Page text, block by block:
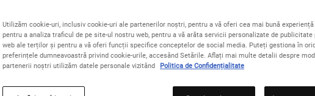
ACEST SET CONȚINE
Utilizăm cookie-uri, inclusiv cookie-uri ale partenerilor noștri, pentru a vă oferi cea mai bună
pentru a analiza traficul de pe site-ul nostru web, pentru a vă arăta servicii personalizate de publicitate
web ale terților și pentru a vă oferi funcții specifice conceptelor de social media. Puteți gestiona în
preferințele dumneavoastră privind cookie-urile, accesând Setările. Aflați mai multe detalii despre
partenerii noștri utilizăm datele personale vizitând
Politica de Confidențialitate